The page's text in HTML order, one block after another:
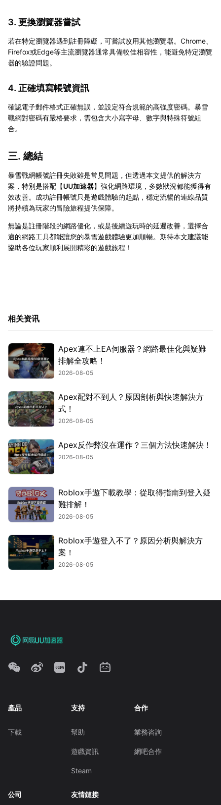
3. 更換瀏覽器嘗試
若在特定瀏覽器遇到註冊障礙，可嘗試改用其他瀏覽器。Chrome、
Firefox或Edge等主流瀏覽器通常具備較佳相容性，能避免特定瀏覽
器的驗證問題。
4. 正確填寫帳號資訊
確認電子郵件格式正確無誤，並設定符合規範的高強度密碼。暴雪
戰網對密碼有嚴格要求，需包含大小寫字母、數字與特殊符號組
合。
三. 總結
暴雪戰網帳號註冊失敗雖是常見問題，但透過本文提供的解決方
案，特別是搭配【UU加速器】強化網路環境，多數狀況都能獲得有
效改善。成功註冊帳號只是遊戲體驗的起點，穩定流暢的連線品質
將持續為玩家的冒險旅程提供保障。
無論是註冊階段的網路優化，或是後續遊玩時的延遲改善，選擇合
適的網路工具都能讓您的暴雪遊戲體驗更加順暢。期待本文建議能
協助各位玩家順利展開精彩的遊戲旅程！
相关资讯
Apex連不上EA伺服器？網路最佳化與疑難
排解全攻略！
2026-08-05
Apex配對不到人？原因剖析與快速解決方
式！
2026-08-05
Apex反作弊沒在運作？三個方法快速解決！
2026-08-05
Roblox手遊下載教學：從取得指南到登入疑
難排解！
2026-08-05
Roblox手遊登入不了？原因分析與解決方
案！
2026-08-05
產品
下載
支持
幫助
遊戲資訊
Steam
合作
業務咨詢
網吧合作
公司 友情鏈接